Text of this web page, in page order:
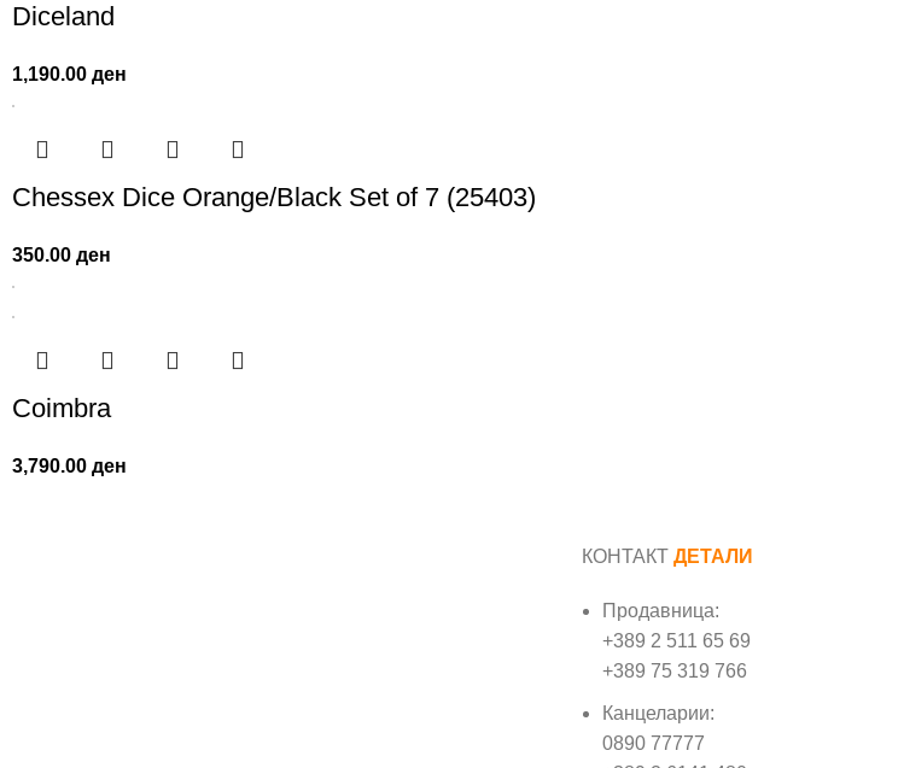
Diceland
1,190.00ден
Chessex Dice Orange/Black Set of 7 (25403)
350.00ден
Coimbra
3,790.00ден
КОНТАКТ ДЕТАЛИ
Продавница:
+389 2 511 65 69
+389 75 319 766
Канцеларии:
0890 77777